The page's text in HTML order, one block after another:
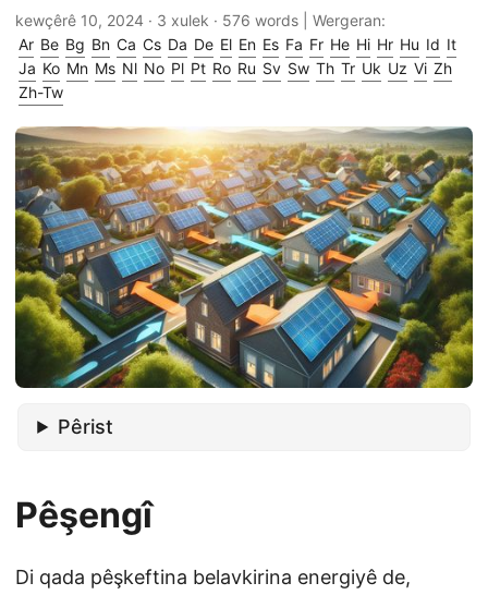
kewçêrê 10, 2024 · 3 xulek · 576 words | Wergeran:
Ar Be Bg Bn Ca Cs Da De El En Es Fa Fr He Hi Hr Hu Id It
Ja Ko Mn Ms Nl No Pl Pt Ro Ru Sv Sw Th Tr Uk Uz Vi Zh
Zh-Tw
Pêrist
Pêşengî
Di qada pêşkeftina belavkirina energiyê de,